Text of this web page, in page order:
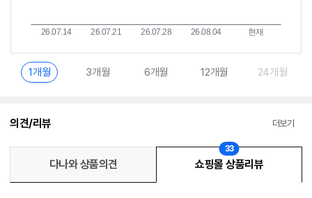
1개월 3개월 6개월 12개월 24개월
의견/리뷰 더보기
다나와 상품의견 쇼핑몰 상품리뷰
33